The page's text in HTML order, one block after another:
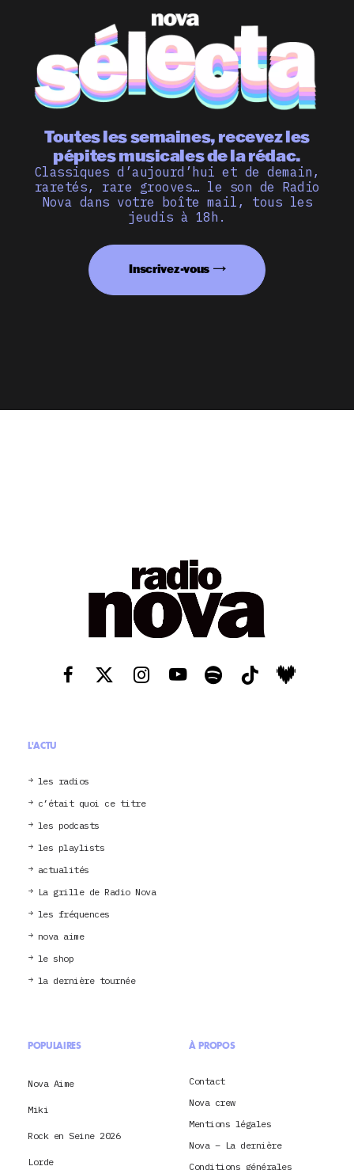
Toutes les semaines, recevez les
pépites musicales de la rédac.
Classiques d’aujourd’hui et de demain,
raretés, rare grooves… le son de Radio
Nova dans votre boîte mail, tous les
jeudis à 18h.
Inscrivez-vous
L'ACTU
les radios
c’était quoi ce titre
les podcasts
les playlists
actualités
La grille de Radio Nova
les fréquences
nova aime
le shop
la dernière tournée
POPULAIRES
Nova Aime
Miki
Rock en Seine 2026
Lorde
À PROPOS
Contact
Nova crew
Mentions légales
Nova – La dernière
Conditions générales